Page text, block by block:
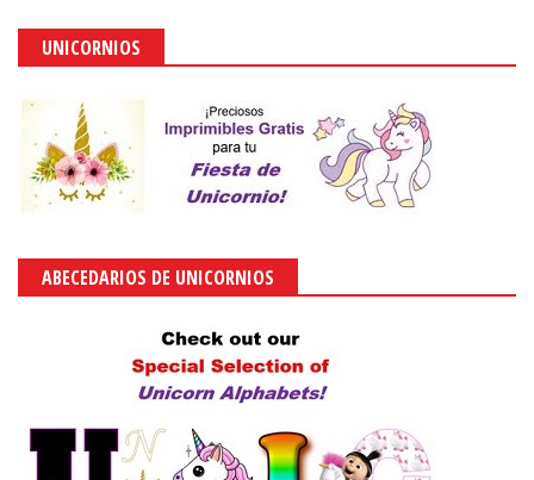
UNICORNIOS
ABECEDARIOS DE UNICORNIOS